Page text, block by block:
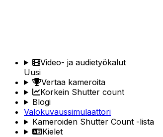
Video- ja audietyökalut
Uusi
Vertaa kameroita
Korkein Shutter count
Blogi
Valokuvaussimulaattori
Kameroiden Shutter Count -lista
Kielet